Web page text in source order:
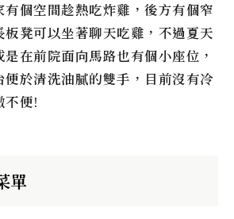
有個空間趁熱吃炸雞，後方有個窄
凳可以坐著聊天吃雞，不過夏天
在前院面向馬路也有個小座位，
於清洗油膩的雙手，目前沒有冷
不便!
單